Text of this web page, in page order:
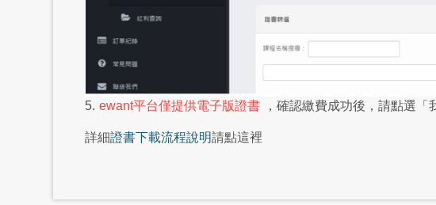
5. ewant平台僅提供電子版證書 ，確認繳費成功後，請點選
詳細證書下載流程說明請點這裡